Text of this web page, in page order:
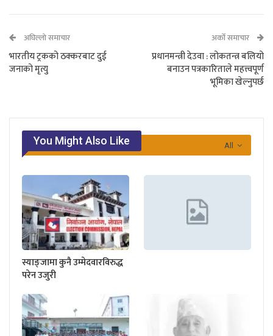
अघिल्लो समाचार
भारतीय ट्रकको ठक्करबाट दुई
जनाको मृत्यु
अर्को समाचार
प्रधानमन्त्री देउवा : लोकतन्त्र बलियो
बनाउन पत्रकारिताले महत्त्वपूर्ण
भूमिका खेल्नुपर्छ
All
You Might Also Like
स्याङ्जामा कुनै उम्मेदवारविरुद्ध
परेन उजुरी